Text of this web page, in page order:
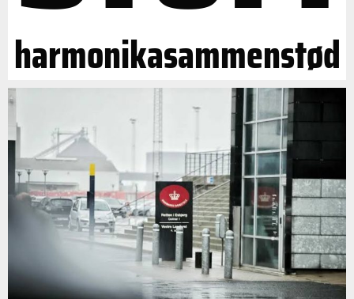
harmonikasammenstød